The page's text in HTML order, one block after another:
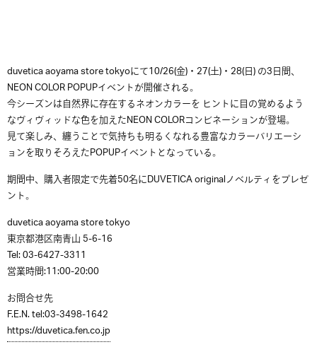
duvetica aoyama store tokyoにて10/26(金)・27(土)・28(日) の3日間、
NEON COLOR POPUPイベントが開催される。
今シーズンは自然界に存在するネオンカラーを ヒントに目の覚めるよう
なヴィヴィッドな色を加えたNEON COLORコンビネーションが登場。
見て楽しみ、纏うことで気持ちも明るくなれる豊富なカラーバリエーシ
ョンを取りそろえたPOPUPイベントとなっている。
期間中、購入者限定で先着50名にDUVETICA originalノベルティをプレゼ
ント。
duvetica aoyama store tokyo
東京都港区南青山 5-6-16
Tel: 03-6427-3311
営業時間:11:00-20:00
お問合せ先
F.E.N. tel:03-3498-1642
https://duvetica.fen.co.jp